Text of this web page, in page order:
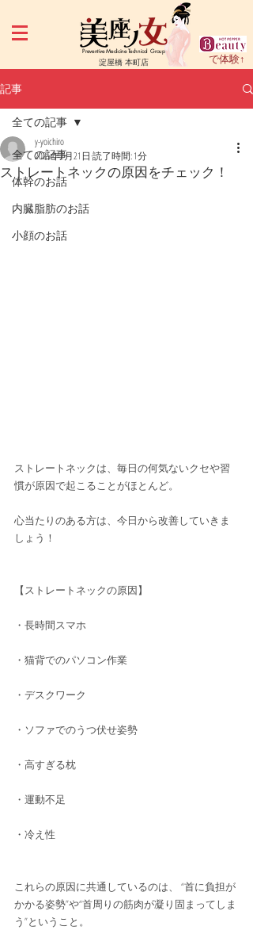
Preventive Medicine Technical Group
淀屋橋 本町店 で体験↑
記事
全ての記事
体幹のお話
内臓脂肪のお話
小顔のお話
全ての記事
ストレートネックの原因をチェック！
y-yoichiro
2025年2月21日 読了時間: 1分
ストレートネックは、毎日の何気ないクセや習
慣が原因で起こることがほとんど。
心当たりのある方は、今日から改善していきま
しょう！
【ストレートネックの原因】
・長時間スマホ
・猫背でのパソコン作業
・デスクワーク
・ソファでのうつ伏せ姿勢
・高すぎる枕
・運動不足
・冷え性
これらの原因に共通しているのは、 “首に負担が
かかる姿勢”や“首周りの筋肉が凝り固まってしま
う”ということ。